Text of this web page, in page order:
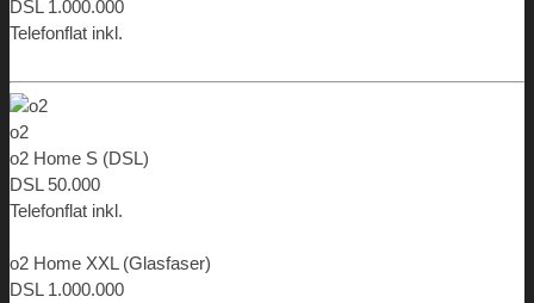
DSL 1.000.000
Telefonflat inkl.
o2
o2 Home S (DSL)
DSL 50.000
Telefonflat inkl.
o2 Home XXL (Glasfaser)
DSL 1.000.000